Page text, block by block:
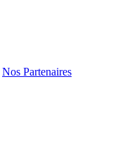
Nos Partenaires